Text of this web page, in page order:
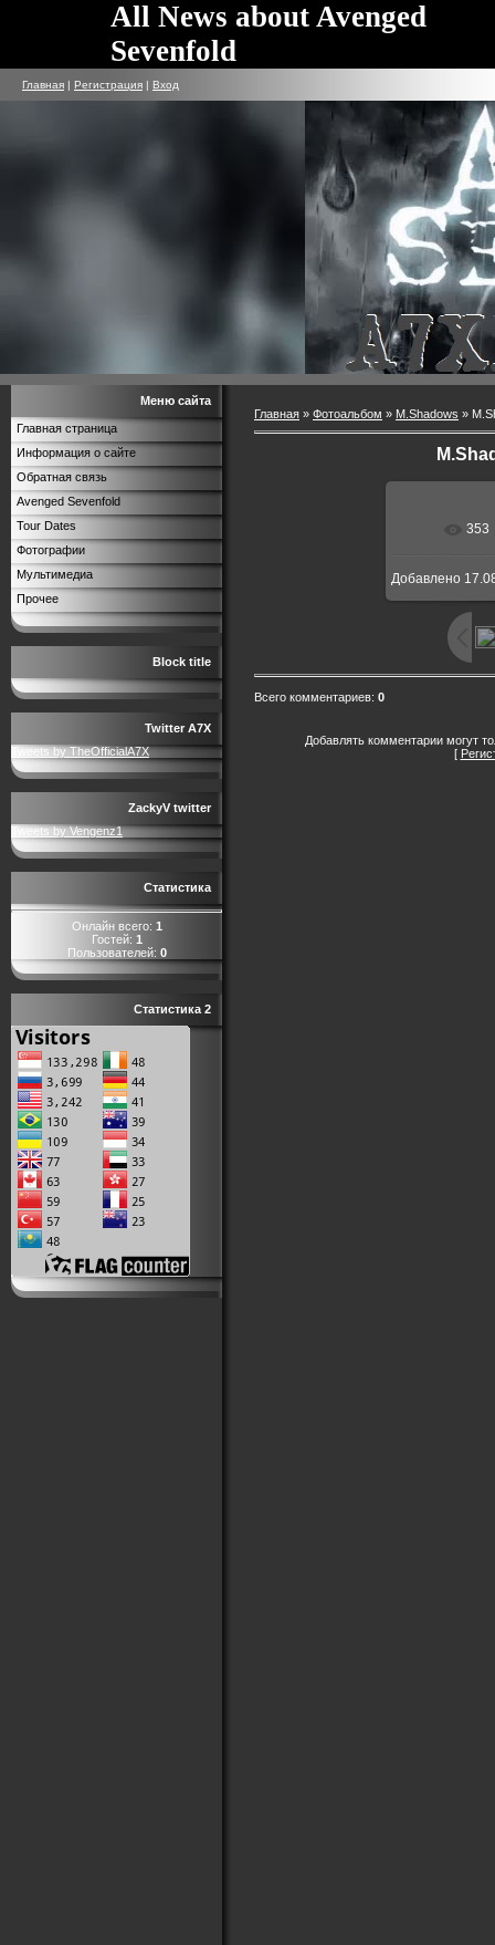
All News about Avenged
Sevenfold
Главная | Регистрация | Вход
Меню сайта
Главная страница
Информация о сайте
Обратная связь
Avenged Sevenfold
Tour Dates
Фотографии
Мультимедиа
Прочее
Block title
Twitter A7X
Tweets by TheOfficialA7X
ZackyV twitter
Tweets by Vengenz1
Статистика
Онлайн всего: 1
Гостей: 1
Пользователей: 0
Статистика 2
Главная » Фотоальбом » M.Shadows »
В 353
Добавлено
Всего комментариев: 0
Добавлять комментарии могут
[